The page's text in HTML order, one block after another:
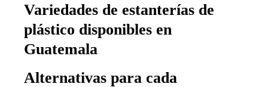
Variedades de estanterías de
plástico disponibles en
Guatemala
Alternativas para cada